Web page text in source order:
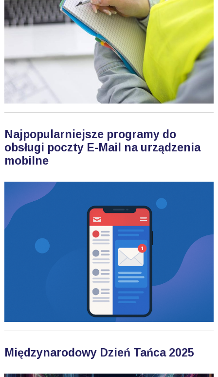
Najpopularniejsze programy do
obsługi poczty E-Mail na urządzenia
mobilne
Międzynarodowy Dzień Tańca 2025